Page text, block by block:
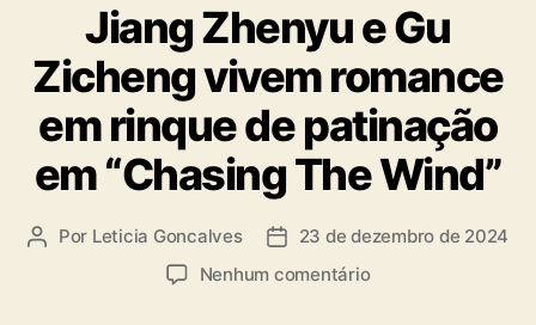
t
e
g
o
r
i
a
s
Jiang Zhenyu e Gu
Zicheng vivem romance
em rinque de patinação
em “Chasing The Wind”
A Por Leticia Goncalves
D 23 de dezembro de 2024
Nenhum comentárioe